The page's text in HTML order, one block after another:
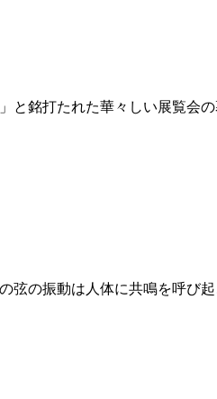
と銘打たれた華々しい展覧会
の振動は人体に共鳴を呼び